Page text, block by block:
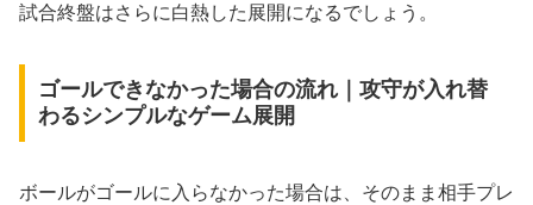
試合終盤はさらに白熱した展開になるでしょう。
ゴールできなかった場合の流れ｜攻守が入れ替
わるシンプルなゲーム展開
ボールがゴールに入らなかった場合は、そのまま相手プレ